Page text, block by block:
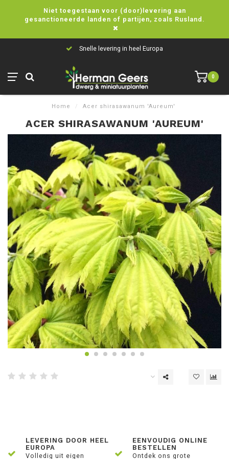
Niet toegestaan voor (door)levering aan
gesanctioneerde landen of partijen, zoals Rusland.
Snelle levering in heel Europa
0
Home / Acer shirasawanum 'Aureum'
ACER SHIRASAWANUM 'AUREUM'
LEVERING DOOR HEEL
EUROPA
Volledig uit eigen
EENVOUDIG ONLINE
BESTELLEN
Ontdek ons grote